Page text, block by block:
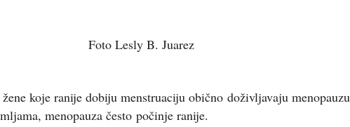
koje ranije dobiju menstruaciju obično doživljavaju menopauzu
menopauza često počinje ranije.